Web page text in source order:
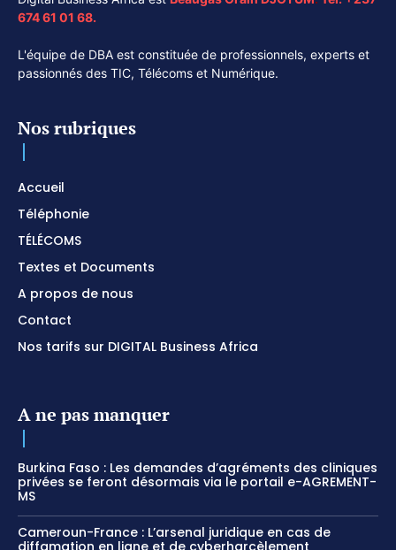
674 61 01 68.
L'équipe de DBA est constituée de professionnels, experts et
passionnés des TIC, Télécoms et Numérique.
Nos rubriques
Accueil
Téléphonie
TÉLÉCOMS
Textes et Documents
A propos de nous
Contact
Nos tarifs sur DIGITAL Business Africa
A ne pas manquer
Burkina Faso : Les demandes d’agréments des cliniques
privées se feront désormais via le portail e-AGREMENT-
MS
Cameroun-France : L’arsenal juridique en cas de
diffamation en ligne et de cyberharcèlement